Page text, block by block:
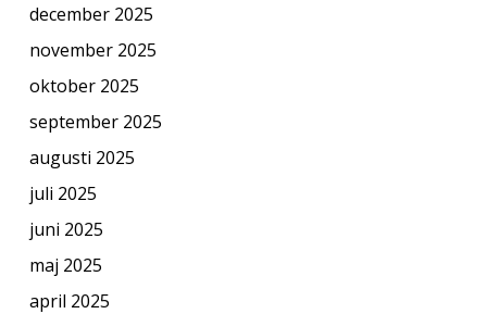
december 2025
november 2025
oktober 2025
september 2025
augusti 2025
juli 2025
juni 2025
maj 2025
april 2025